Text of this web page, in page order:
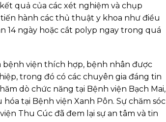
quả của các xét nghiệm và chụp
hành các thủ thuật y khoa như điều
14 ngày hoặc cắt polyp ngay trong quá
bệnh viện thích hợp, bệnh nhân được
trong đó có các chuyên gia đáng tin
dò chức năng tại Bệnh viện Bạch Mai,
tại Bệnh viện Xanh Pôn. Sự chăm sóc
Thu Cúc đã đem lại sự an tâm và tin